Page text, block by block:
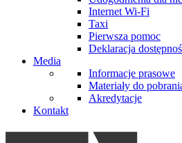
Internet Wi-Fi
Taxi
Pierwsza pomoc
Deklaracja
Media
Informacje prasowe
Materiały do
Akredytacje
Kontakt